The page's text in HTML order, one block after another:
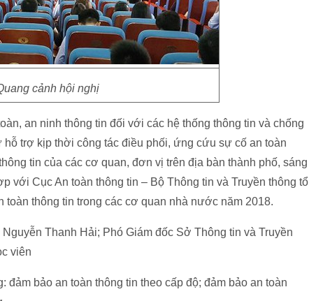
cảnh hội nghị
an ninh thông tin đối với các hệ thống thông tin và chống
trợ kịp thời công tác điều phối, ứng cứu sự cố an toàn
tin của các cơ quan, đơn vị trên địa bàn thành phố, sáng
với Cục An toàn thông tin – Bộ Thông tin và Truyền thông tổ
toàn thông tin trong các cơ quan nhà nước năm 2018.
Thanh Hải; Phó Giám đốc Sở Thông tin và Truyền
viên
đảm bảo an toàn thông tin theo cấp độ; đảm bảo an toàn